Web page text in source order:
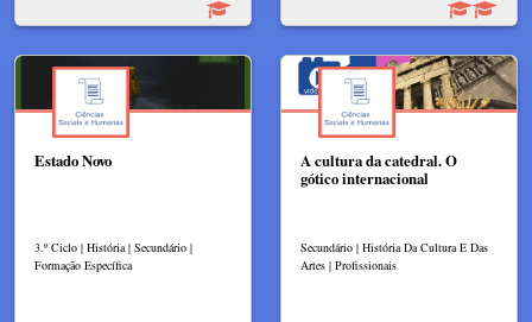
Estado Novo
3.º Ciclo | História | Secundário |
Formação Específica
A cultura da catedral. O
gótico internacional
Secundário | História Da Cultura E Das
Artes | Profissionais